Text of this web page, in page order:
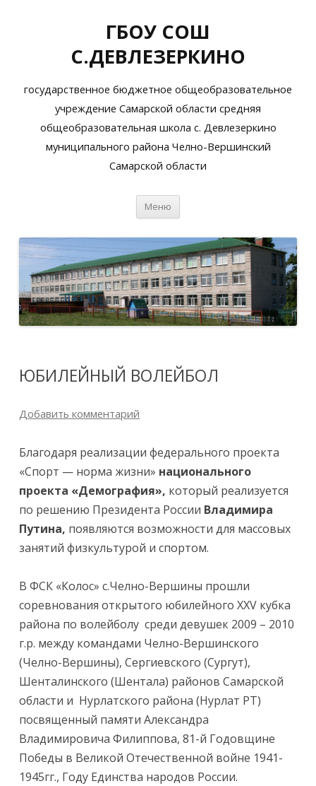
ГБОУ СОШ
С.ДЕВЛЕЗЕРКИНО
государственное бюджетное общеобразовательное
учреждение Самарской области средняя
общеобразовательная школа с. Девлезеркино
муниципального района Челно-Вершинский
Самарской области
Меню
ЮБИЛЕЙНЫЙ ВОЛЕЙБОЛ
Добавить комментарий
Благодаря реализации федерального проекта
«Спорт — норма жизни» национального
проекта «Демография», который реализуется
по решению Президента России Владимира
Путина, появляются возможности для массовых
занятий физкультурой и спортом.
В ФСК «Колос» с.Челно-Вершины прошли
соревнования открытого юбилейного XXV кубка
района по волейболу среди девушек 2009 – 2010
г.р. между командами Челно-Вершинского
(Челно-Вершины), Сергиевского (Сургут),
Шенталинского (Шентала) районов Самарской
области и Нурлатского района (Нурлат РТ)
посвященный памяти Александра
Владимировича Филиппова, 81-й Годовщине
Победы в Великой Отечественной войне 1941-
1945гг., Году Единства народов России.